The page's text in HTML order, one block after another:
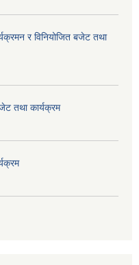
र विनियोजित बजेट तथा
तथा कार्यक्रम